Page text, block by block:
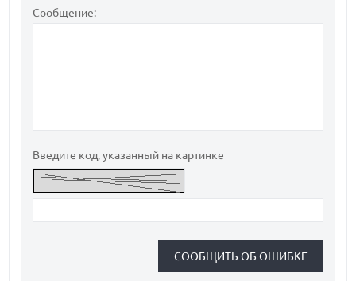
Сообщение:
Введите код, указанный на картинке